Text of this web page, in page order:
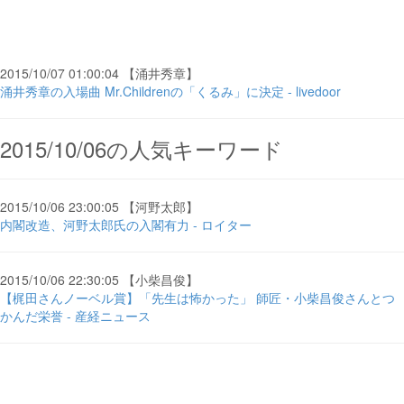
2015/10/07 01:00:04 【涌井秀章】
涌井秀章の入場曲 Mr.Childrenの「くるみ」に決定 - livedoor
2015/10/06の人気キーワード
2015/10/06 23:00:05 【河野太郎】
内閣改造、河野太郎氏の入閣有力 - ロイター
2015/10/06 22:30:05 【小柴昌俊】
【梶田さんノーベル賞】「先生は怖かった」 師匠・小柴昌俊さんとつ
かんだ栄誉 - 産経ニュース